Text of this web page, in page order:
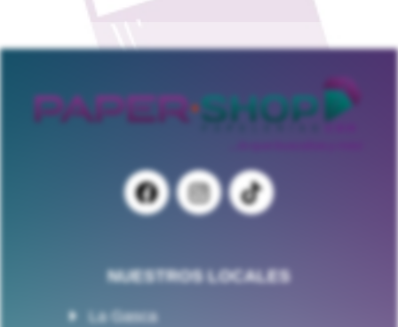
NUESTROS LOCALES
La Gasca